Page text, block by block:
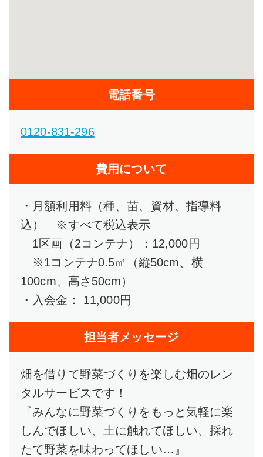
電話番号
0120-831-296
費用について
・月額利用料（種、苗、資材、指導料
込） ※すべて税込表示
1区画（2コンテナ）：12,000円
※1コンテナ0.5㎡（縦50cm、横
100cm、高さ50cm）
・入会金： 11,000円
担当者メッセージ
畑を借りて野菜づくりを楽しむ畑のレン
タルサービスです！
『みんなに野菜づくりをもっと気軽に楽
しんでほしい、土に触れてほしい、採れ
たて野菜を味わってほしい…』